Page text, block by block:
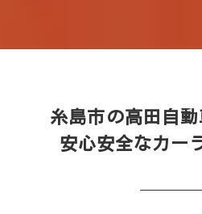
糸島市の高田自
安心安全なカー